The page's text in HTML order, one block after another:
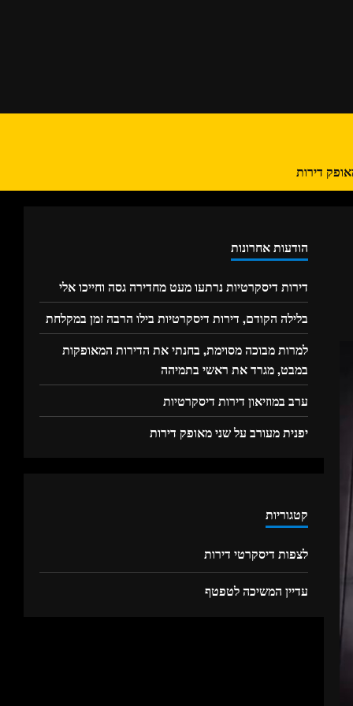
דירות
הודעות אחרונות
דירות דיסקרטיות נרתעו מעט מחדירה גסה וחייכו אלי
בלילה הקודם, דירות דיסקרטיות בילו הרבה זמן במקלחת
למרות מבוכה מסוימת, בחנתי את הדירות המאופקות
במבט, מגרד את ראשי בתמיהה
ערב במוזיאון דירות דיסקרטיות
יפנית מעורב על שני מאופק דירות
קטגוריות
לצפות דיסקרטי דירות
עדיין המשיכה לטפטף